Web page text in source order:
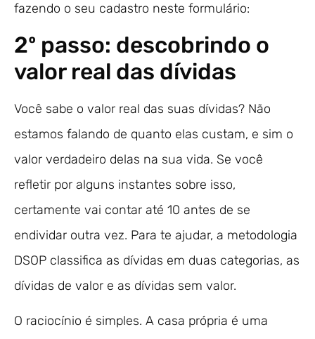
fazendo o seu cadastro neste formulário:
2º passo: descobrindo o
valor real das dívidas
Você sabe o valor real das suas dívidas? Não
estamos falando de quanto elas custam, e sim o
valor verdadeiro delas na sua vida. Se você
refletir por alguns instantes sobre isso,
certamente vai contar até 10 antes de se
endividar outra vez. Para te ajudar, a metodologia
DSOP classifica as dívidas em duas categorias, as
dívidas de valor e as dívidas sem valor.
O raciocínio é simples. A casa própria é uma